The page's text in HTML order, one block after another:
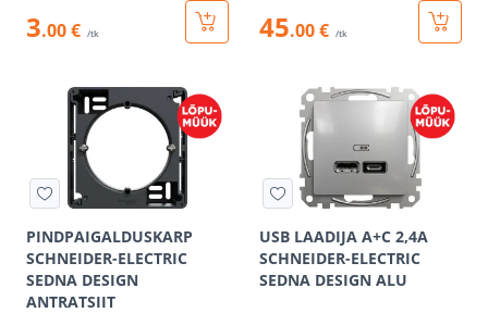
3.00 € /tk 45.00 € /tk
PINDPAIGALDUSKARP
SCHNEIDER-ELECTRIC
SEDNA DESIGN
ANTRATSIIT
USB LAADIJA A+C 2,4A
SCHNEIDER-ELECTRIC
SEDNA DESIGN ALU